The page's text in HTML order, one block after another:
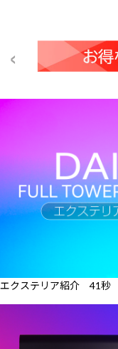
エクステリア紹介 41秒